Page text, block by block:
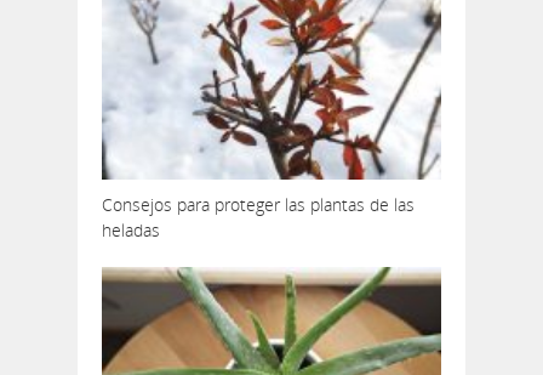
Consejos para proteger las plantas de las
heladas